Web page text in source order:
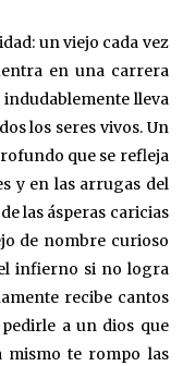
un viejo cada vez
en una carrera
lleva
los seres vivos. Un
que se refleja
y en las arrugas del
las ásperas caricias
de nombre curioso
infierno si no logra
recibe cantos
a un dios que
mismo te rompo las